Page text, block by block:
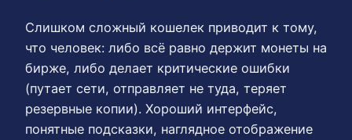
Слишком сложный кошелек приводит к тому,
что человек: либо всё равно держит монеты на
бирже, либо делает критические ошибки
(путает сети, отправляет не туда, теряет
резервные копии). Хороший интерфейс,
понятные подсказки, наглядное отображение